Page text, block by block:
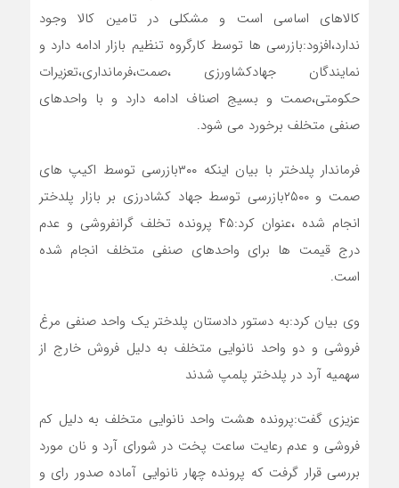
کالاهای اساسی است و مشکلی در تامین کالا وجود
ندارد،افزود:بازرسی ها توسط کارگروه تنظیم بازار ادامه دارد و
نمایندگان جهادکشاورزی ،صمت،فرمانداری،تعزیرات
حکومتی،صمت و بسیج اصناف ادامه دارد و با واحدهای
صنفی متخلف برخورد می شود.
فرماندار پلدختر با بیان اینکه ۳۰۰بازرسی توسط اکیپ های
صمت و ۲۵۰۰بازرسی توسط جهاد کشادرزی بر بازار پلدختر
انجام شده ،عنوان کرد:۴۵ پرونده تخلف گرانفروشی و عدم
درج قیمت ها برای واحدهای صنفی متخلف انجام شده
است.
وی بیان کرد:به دستور دادستان پلدختر یک واحد صنفی مرغ
فروشی و دو واحد نانوایی متخلف به دلیل فروش خارج از
سهمیه آرد در پلدختر پلمپ شدند
عزیزی گفت:پرونده هشت واحد نانوایی متخلف به دلیل کم
فروشی و عدم رعایت ساعت پخت در شورای آرد و نان مورد
بررسی قرار گرفت که پرونده چهار نانوایی آماده صدور رای و